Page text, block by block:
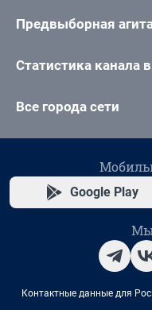
Предвыборная
Статистика канала
Все города сети
Google Play
Мы
Контактные данные для